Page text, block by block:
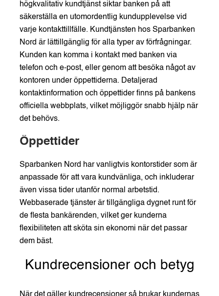
högkvalitativ kundtjänst siktar banken på att
säkerställa en utomordentlig kundupplevelse vid
varje kontakttillfälle. Kundtjänsten hos Sparbanken
Nord är lättillgänglig för alla typer av förfrågningar.
Kunden kan komma i kontakt med banken via
telefon och e-post, eller genom att besöka något av
kontoren under öppettiderna. Detaljerad
kontaktinformation och öppettider finns på bankens
officiella webbplats, vilket möjliggör snabb hjälp när
det behövs.
Öppettider
Sparbanken Nord har vanligtvis kontorstider som är
anpassade för att vara kundvänliga, och inkluderar
även vissa tider utanför normal arbetstid.
Webbaserade tjänster är tillgängliga dygnet runt för
de flesta bankärenden, vilket ger kunderna
flexibiliteten att sköta sin ekonomi när det passar
dem bäst.
Kundrecensioner och betyg